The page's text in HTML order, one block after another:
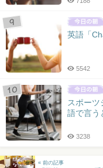
英語「
5542
スポー
語で言う
3238
« 前の記事